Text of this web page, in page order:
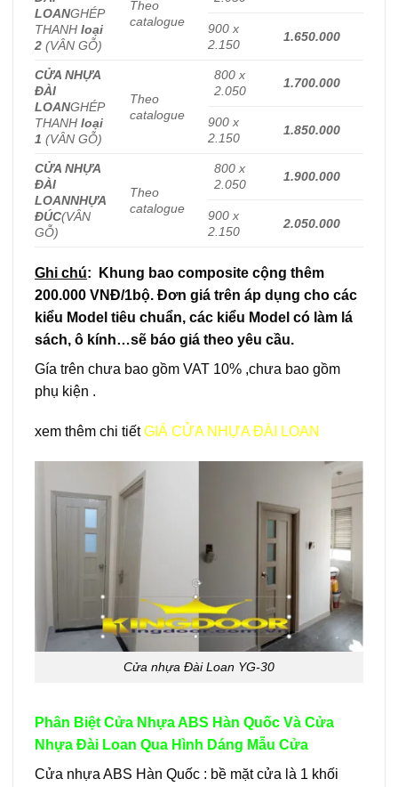
LOANGHÉP
THANH loại
2 (VÂN GỖ)
Theo
catalogue
900 x
2.150
1.650.000
CỬA NHỰA
ĐÀI
LOANGHÉP
THANH loại
1 (VÂN GỖ)
Theo
catalogue
800 x
2.050
1.700.000
900 x
2.150
1.850.000
CỬA NHỰA
ĐÀI
LOANNHỰA
ĐÚC(VÂN
GỖ)
Theo
catalogue
800 x
2.050
1.900.000
900 x
2.150
2.050.000
Ghi chú: Khung bao composite cộng thêm
200.000 VNĐ/1bộ. Đơn giá trên áp dụng cho các
kiểu Model tiêu chuẩn, các kiểu Model có làm lá
sách, ô kính…sẽ báo giá theo yêu cầu.
Gía trên chưa bao gồm VAT 10% ,chưa bao gồm
phụ kiện .
xem thêm chi tiếtGIÁ CỬA NHỰA ĐÀI LOAN
Cửa nhựa Đài Loan YG-30
Phân Biệt Cửa Nhựa ABS Hàn Quốc Và Cửa
Nhựa Đài Loan Qua Hình Dáng Mẫu Cửa
Cửa nhựa ABS Hàn Quốc : bề mặt cửa là 1 khối